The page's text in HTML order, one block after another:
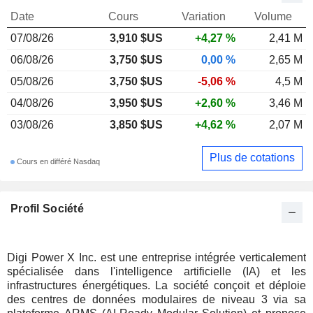
Profil Société
Digi Power X Inc. est une entreprise intégrée verticalement
spécialisée dans l'intelligence artificielle (IA) et les
infrastructures énergétiques. La société conçoit et déploie
des centres de données modulaires de niveau 3 via sa
Date Cours Variation
Volume
07/08/26
3,910 $US +4,27 %
2,41 M
06/08/26
3,750 $US 0,00 %
2,65 M
05/08/26
3,750 $US -5,06 %
4,5 M
04/08/26
3,950 $US +2,60 %
3,46 M
03/08/26
3,850 $US +4,62 % 2,07 M
Cours en différé Nasdaq Plus de cotations